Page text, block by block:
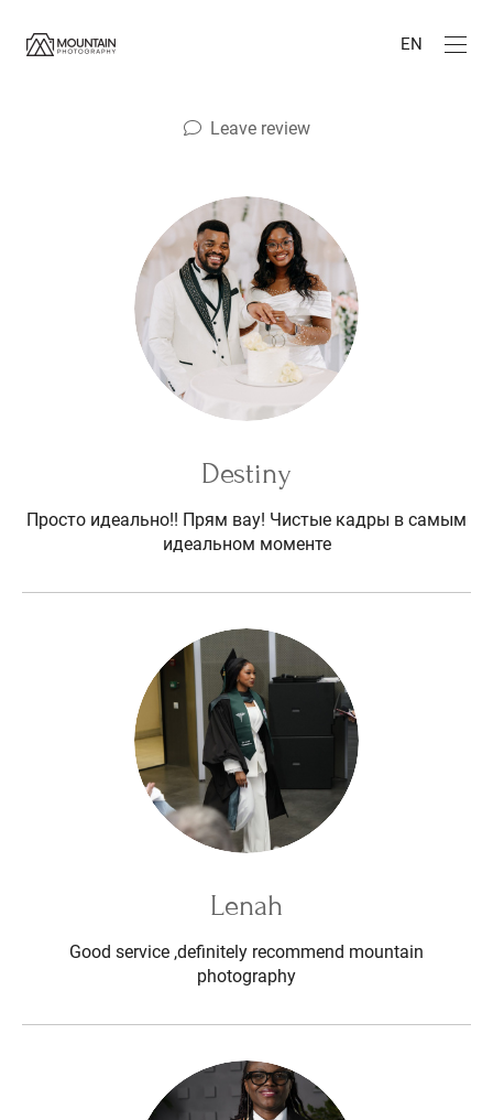
EN
Leave review
Destiny
Просто идеально!! Прям вау! Чистые кадры в самым
идеальном моменте
Lenah
Good service ,definitely recommend mountain
photography